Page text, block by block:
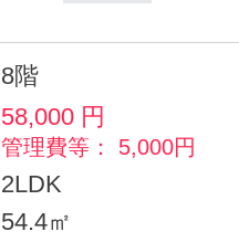
8階
58,000 円
管理費等： 5,000円
2LDK
54.4㎡